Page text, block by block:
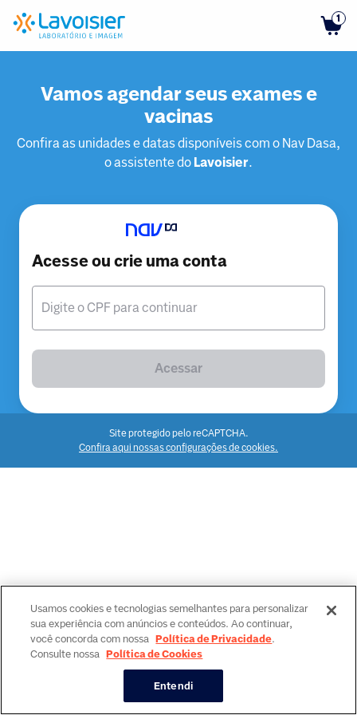
1
Vamos agendar seus exames e
vacinas
Confira as unidades e datas disponíveis com o Nav Dasa,
o assistente do Lavoisier.
Acesse ou crie uma conta
Digite o CPF para continuar
Acessar
Site protegido pelo reCAPTCHA.
Confira aqui nossas configurações de cookies.
Usamos cookies e tecnologias semelhantes para personalizar
sua experiência com anúncios e conteúdos. Ao continuar,
você concorda com nossa Política de Privacidade.
Consulte nossa Política de Cookies
Entendi